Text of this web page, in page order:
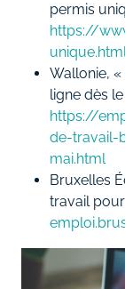
permis
https://
unique.html
Wallonie,
ligne dès
https://
de-travail-
mai.html
Bruxelles
travail